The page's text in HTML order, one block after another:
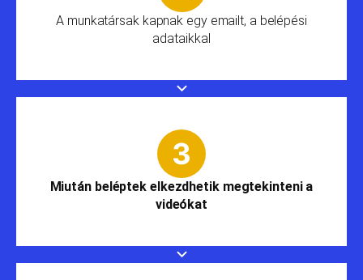
A munkatársak kapnak egy emailt, a belépési
adataikkal
Miután beléptek elkezdhetik megtekinteni a
videókat